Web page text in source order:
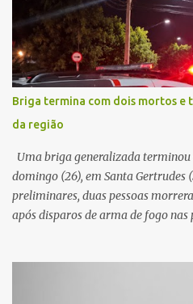
Briga termina com dois mortos e
da região
Uma briga generalizada
domingo (26), em Santa Gertrudes
preliminares, duas pessoas
após disparos de arma de fogo